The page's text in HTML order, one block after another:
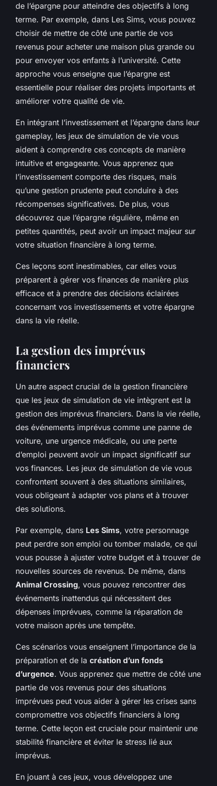
de l’épargne pour atteindre des objectifs à long
terme. Par exemple, dans Les Sims, vous pouvez
choisir de mettre de côté une partie de vos
revenus pour acheter une maison plus grande ou
pour envoyer vos enfants à l’université. Cette
approche vous enseigne que l’épargne est
essentielle pour réaliser des projets importants et
améliorer votre qualité de vie.
En intégrant l’investissement et l’épargne dans leur
gameplay, les jeux de simulation de vie vous
aident à comprendre ces concepts de manière
intuitive et engageante. Vous apprenez que
l’investissement comporte des risques, mais
qu’une gestion prudente peut conduire à des
récompenses significatives. De plus, vous
découvrez que l’épargne régulière, même en
petites quantités, peut avoir un impact majeur sur
votre situation financière à long terme.
Ces leçons sont inestimables, car elles vous
préparent à gérer vos finances de manière plus
efficace et à prendre des décisions éclairées
concernant vos investissements et votre épargne
dans la vie réelle.
La gestion des imprévus
financiers
Un autre aspect crucial de la gestion financière
que les jeux de simulation de vie intègrent est la
gestion des imprévus financiers. Dans la vie réelle,
des événements imprévus comme une panne de
voiture, une urgence médicale, ou une perte
d’emploi peuvent avoir un impact significatif sur
vos finances. Les jeux de simulation de vie vous
confrontent souvent à des situations similaires,
vous obligeant à adapter vos plans et à trouver
des solutions.
Par exemple, dans Les Sims, votre personnage
peut perdre son emploi ou tomber malade, ce qui
vous pousse à ajuster votre budget et à trouver de
nouvelles sources de revenus. De même, dans
Animal Crossing, vous pouvez rencontrer des
événements inattendus qui nécessitent des
dépenses imprévues, comme la réparation de
votre maison après une tempête.
Ces scénarios vous enseignent l’importance de la
préparation et de la création d’un fonds
d’urgence. Vous apprenez que mettre de côté une
partie de vos revenus pour des situations
imprévues peut vous aider à gérer les crises sans
compromettre vos objectifs financiers à long
terme. Cette leçon est cruciale pour maintenir une
stabilité financière et éviter le stress lié aux
imprévus.
En jouant à ces jeux, vous développez une